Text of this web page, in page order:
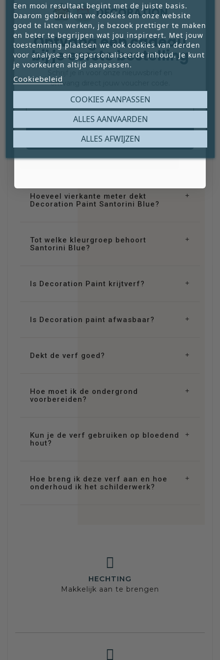
VEELGESTELDE
VRAGEN
Heb je vragen over kleurkeuze, toepassing
of verwerking? Hier vind je heldere
antwoorden en praktische tips, zodat je
goed voorbereid aan de slag kunt.
Hoeveel vierkante meter dekt
Decoration Paint Santorini Blue?
Tot welke kleurgroep behoort
Santorini Blue?
Is Decoration Paint krijtverf?
Is Decoration paint afwasbaar?
Dekt de verf goed?
Hoe moet ik de ondergrond
voorbereiden?
Kun je de verf gebruiken op bloedend
hout?
Hoe breng ik deze verf aan en hoe
onderhoud ik het schilderwerk?
HECHTING
Makkelijk aan te brengen
Een mooi resultaat begint met de juiste basis.
Daarom gebruiken we cookies om onze website
goed te laten werken, je bezoek prettiger te maken
en beter te begrijpen wat jou inspireert. Met jouw
toestemming plaatsen we ook cookies van derden
voor analyse en gepersonaliseerde inhoud. Je kunt
je voorkeuren altijd aanpassen.
Cookiebeleid
COOKIES AANPASSEN
ALLES AFWIJZEN
ALLES AANVAARDEN
Ontvang een cadeau
bij je eerste bestelling
ontvang direct jouw voucher code.
Claim mijn gratis cadeau